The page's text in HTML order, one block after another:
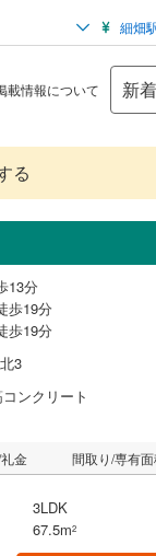
細畑
載情報について
る
13分
歩19分
歩19分
3
ンクリート
金 間取り/専有
3LDK
67.5m2